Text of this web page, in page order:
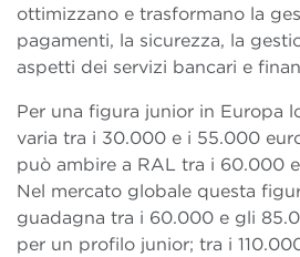
ottimizzano e trasformano la
pagamenti, la sicurezza, la
aspetti dei servizi bancari e
Per una figura junior in Europa
varia tra i 30.000 e i 55.000
può ambire a RAL tra i 60.000
Nel mercato globale questa
guadagna tra i 60.000 e gli
per un profilo junior; tra i